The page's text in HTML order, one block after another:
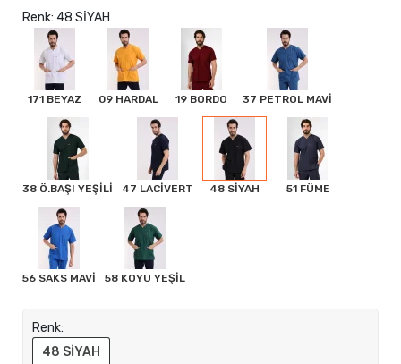
Renk: 48 SİYAH
171 BEYAZ 09 HARDAL 19 BORDO 37 PETROL MAVİ
38 Ö.BAŞI YEŞİLİ 47 LACİVERT 48 SİYAH 51 FÜME
56 SAKS MAVİ 58 KOYU YEŞİL
Renk:
48 SİYAH